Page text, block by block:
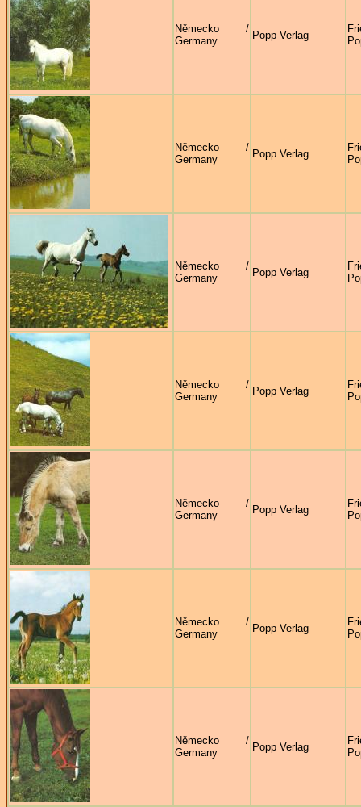
Německo /
Germany
Popp Verlag
Německo /
Germany
Popp Verlag
Německo /
Germany
Popp Verlag
Německo /
Germany
Popp Verlag
Německo /
Germany
Popp Verlag
Německo /
Germany
Popp Verlag
Německo /
Germany
Popp Verlag